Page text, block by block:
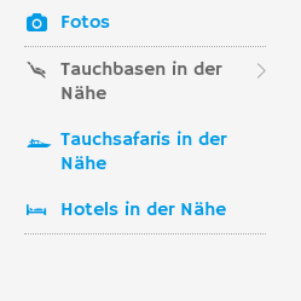
Fotos
Tauchbasen in der
Nähe
Tauchsafaris in der
Nähe
Hotels in der Nähe